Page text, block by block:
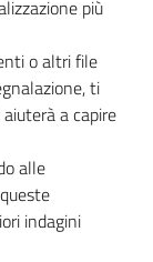
più
o altri file
ti
a capire
alle
indagini